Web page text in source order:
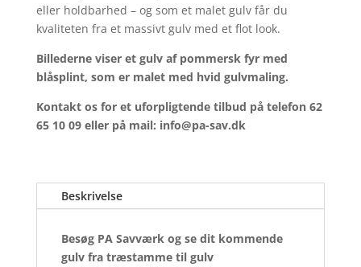
eller holdbarhed – og som et malet gulv får du
kvaliteten fra et massivt gulv med et flot look.
Billederne viser et gulv af pommersk fyr med
blåsplint, som er malet med hvid gulvmaling.
Kontakt os for et uforpligtende tilbud på telefon 62
65 10 09 eller på mail: info@pa-sav.dk
Beskrivelse
Besøg PA Savværk og se dit kommende
gulv fra træstamme til gulv